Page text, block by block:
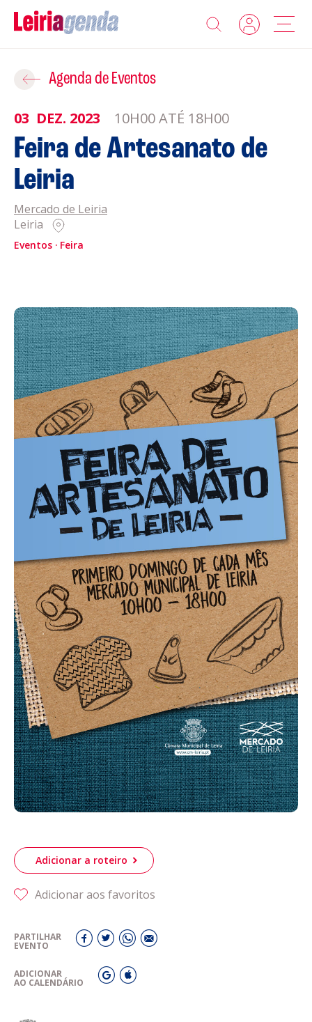
Agenda
Sobre a Leiriagenda
Promotores
Clubes Desportivos
Contactos
Política de Cookies
Acompanhe a Leiria Agenda
CULTURA
DESPORTO
Agenda de Eventos
03 DEZ. 2023 10H00 ATÉ 18H00
Feira de Artesanato de
Leiria
Mercado de Leiria
Leiria
Eventos Feira
Adicionar a roteiro
Adicionar aos favoritos
PARTILHAR
EVENTO
ADICIONAR
AO CALENDÁRIO
Adicionar ao Roteiro
ROTEIROS EXISTENTES
CRIAR NOVO